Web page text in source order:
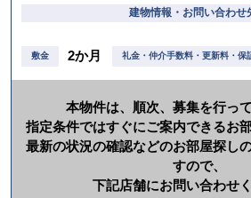
建物情報・お問い合わせ
敷金 2か月 礼金・仲介手数料・更新料・保
本物件は、順次、募集を行っ
指定条件ではすぐにご案内できるお
最新の状況の確認などのお部屋探し
すので、
下記店舗にお問い合わせく